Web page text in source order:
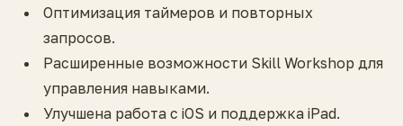
Оптимизация таймеров и повторных
запросов.
Расширенные возможности Skill Workshop для
управления навыками.
Улучшена работа с iOS и поддержка iPad.